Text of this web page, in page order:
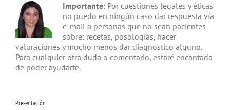
Importante: Por cuestiones legales y éticas
no puedo en ningún caso dar respuesta vía
e-mail a personas que no sean pacientes
sobre: recetas, posologías, hacer
valoraciones y mucho menos dar diagnostico alguno.
Para cualquier otra duda o comentario, estaré encantada
de poder ayudarte.
Presentación